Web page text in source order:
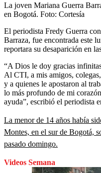
La joven Mariana Guerra
en Bogotá. Foto: Cortesía
El periodista Fredy Guerra
Barraza, fue encontrada este
reportara su desaparición en
“A Dios le doy gracias
Al CTI, a mis amigos,
y a quienes le apostaron al
lo más profundo de mi
ayuda”, escribió el periodista
La menor de 14 años había
Montes, en el sur de Bogotá,
pasado domingo.
Videos Semana